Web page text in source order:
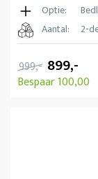
Optie:
Aantal:
2-
999,- 899,-
Bespaar 100,00